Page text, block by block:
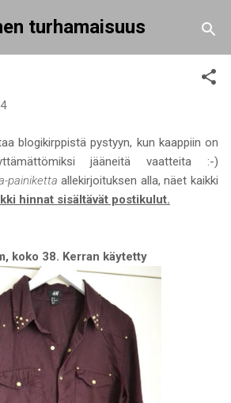
Siirry pääsisältöön
turhamaisuus
blogikirppistä pystyyn, kun kaappiin on
jääneitä vaatteita :-)
painiketta allekirjoituksen alla, näet kaikki
hinnat sisältävät postikulut.
koko 38. Kerran käytetty